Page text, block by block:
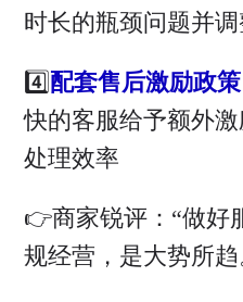
时长的瓶颈问题并调
4️⃣ 配套售后激励政策
快的客服给予额外
处理效率
👉商家锐评：“做好
规经营，是大势所趋